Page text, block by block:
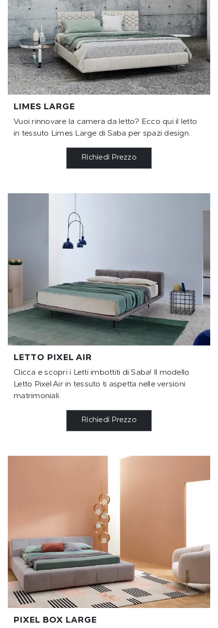
LIMES LARGE
Vuoi rinnovare la camera da letto? Ecco qui il letto
in tessuto Limes Large di Saba per spazi design.
Richiedi Prezzo
LETTO PIXEL AIR
Clicca e scopri i Letti imbottiti di Saba! Il modello
Letto Pixel Air in tessuto ti aspetta nelle versioni
matrimoniali.
Richiedi Prezzo
PIXEL BOX LARGE